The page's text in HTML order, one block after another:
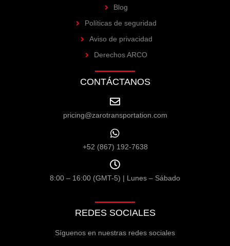
Blog
Políticas de seguridad
Aviso de privacidad
Derechos ARCO
CONTÁCTANOS
pricing@zarotransportation.com
+52 (867) 192-7638
8:00 – 16:00 (GMT-5) | Lunes – Sábado
REDES SOCIALES
Síguenos en nuestras redes sociales